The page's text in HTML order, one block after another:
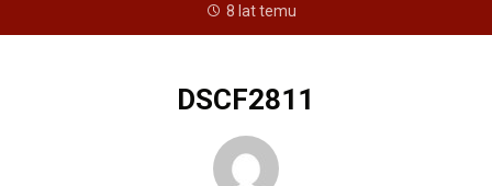
8 lat temu
DSCF2811